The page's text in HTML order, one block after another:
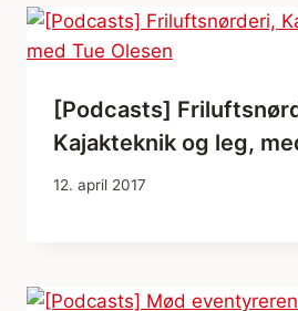
[Podcasts]
Kajakteknik og leg,
12. april 2017